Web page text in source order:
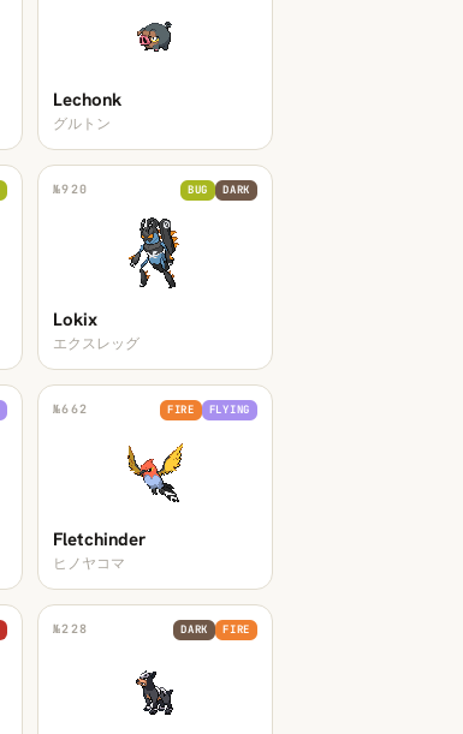
Lechonk
グルトン
№920 BUG DARK
Lokix
エクスレッグ
№662 FIRE FLYING
Fletchinder
ヒノヤコマ
№228 DARK FIRE